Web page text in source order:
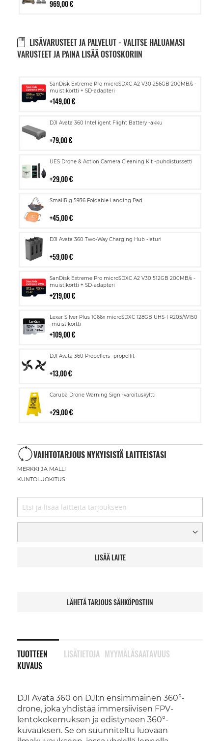
969,00 €
LISÄVARUSTEET JA PALVELUT - VALITSE HALUAMASI
VARUSTEET JA PAINA LISÄÄ OSTOSKORIIN
SanDisk Extreme Pro microSDXC A2 V30 256GB 200MB/s -
muistikortti + SD-adapteri
149,00 €
Lisää
ostoskoriin
DJI Avata 360 Intelligent Flight Battery -akku
79,00 €
Lisää
UES Drone & Action Camera Cleaning Kit -puhdistussetti
29,00 €
Lisää
SmallRig 5936 Foldable Landing Pad
45,00 €
Lisää
DJI Avata 360 Two-Way Charging Hub -laturi
59,00 €
Lisää
SanDisk Extreme Pro microSDXC A2 V30 512GB 200MB/s -
muistikortti + SD-adapteri
219,00 €
Lisää
ostoskoriin
Lexar Silver Plus 1066x microSDXC 128GB UHS-I R205/W150
-muistikortti
109,00 €
Lisää
ostoskoriin
DJI Avata 360 Propellers -propellit
13,00 €
Lisää
Caruba Drone Warning Sign -varoituskyltti
29,00 €
Lisää
VAIHTOTARJOUS NYKYISISTÄ LAITTEISTASI
MERKKI JA MALLI
KUNTOLUOKITUS
LISÄÄ LAITE
LÄHETÄ TARJOUS SÄHKÖPOSTIIN
TUOTTEEN
KUVAUS
DJI Avata 360 on DJI:n ensimmäinen 360°-
drone, joka yhdistää immersiivisen FPV-
lentokokemuksen ja edistyneen 360°-
kuvauksen. Se on suunniteltu luovaan
LISÄTIETOJA MYYMÄLÄSAATAVUUS